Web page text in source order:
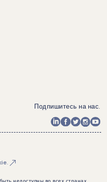
Подпишитесь на нас.